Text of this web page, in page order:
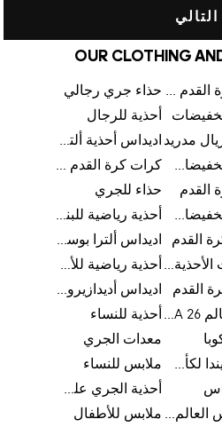
التالي
OUR CLOTHING
أحذية كرة القدم للرجال حذاء جري رجالي
أحذية للرجال
مدريد
اديداس أحذية ألترا بوست للرجال
اديداس تخفيضات للأطفال
كرات كرة القدم للرجال
القدم
حذاء للجري
اديداس تخفيضات للرجال
أحذية رياضية للبنات
القدم
اديداس ألترا بوست
تخفيضات الأحذية للرجال
أحذية رياضية للأطفال
القدم
اديداس أديدازيرو معدات الجري
كأس العالم FIFA 26™ أحذية للنساء
معدات الجري
كرات تريندا لكأس العالم FIFA 26™
ملابس للنساء
أحذية الجري على الطرق الوعرة للرجال
فرق كأس العالم FIFA 26™ ملابس للأطفال